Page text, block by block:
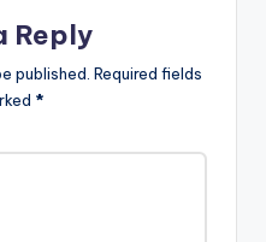
Reply
published. Required fields
*